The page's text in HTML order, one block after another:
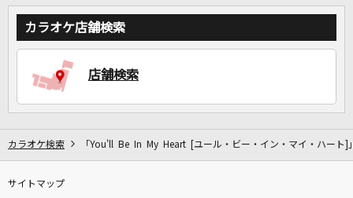
カラオケをもっと楽しもう！
カラオケ店舗検索
店舗検索
カラオケ検索 「You'll Be In My Heart [ユール・ビー・イン・マイ・ハート]
サイトマップ